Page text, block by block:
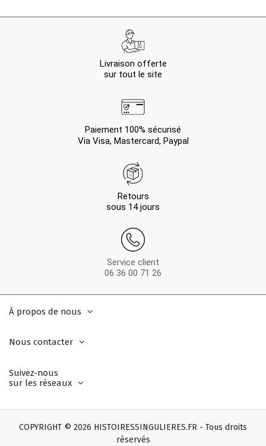
Livraison offerte
sur tout le site
Paiement 100% sécurisé
Via Visa, Mastercard, Paypal
Retours
sous 14 jours
Service client
06 36 00 71 26
À propos de nous
Nous contacter
Suivez-nous
sur les réseaux
COPYRIGHT © 2026 HISTOIRESSINGULIERES.FR - Tous droits
réservés